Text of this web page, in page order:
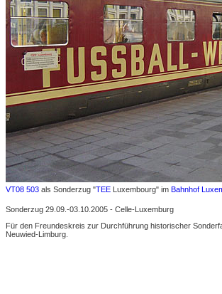
VT08 503 als Sonderzug "TEE Luxembourg" im Bahnhof
Sonderzug 29.09.-03.10.2005 - Celle-Luxemburg
Für den Freundeskreis zur Durchführung historischer
Neuwied-Limburg.